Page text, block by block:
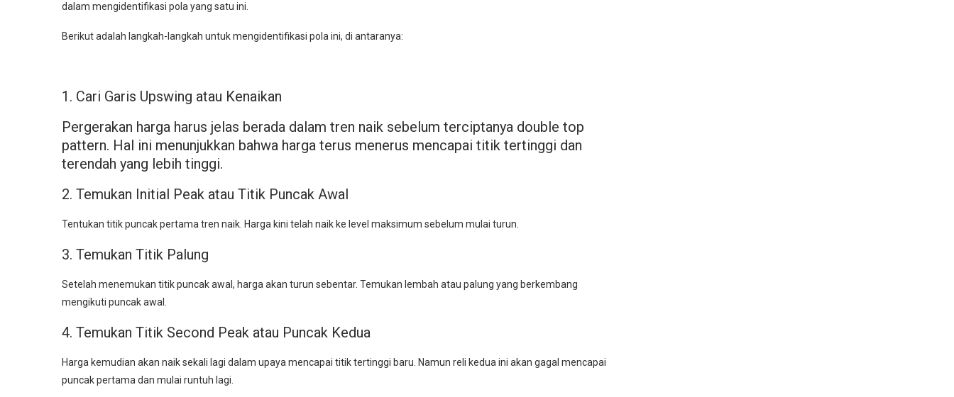
dalam mengidentifikasi pola yang satu ini.
Berikut adalah langkah-langkah untuk mengidentifikasi pola ini, di antaranya:
1. Cari Garis Upswing atau Kenaikan
Pergerakan harga harus jelas berada dalam tren naik sebelum terciptanya double top
pattern. Hal ini menunjukkan bahwa harga terus menerus mencapai titik tertinggi dan
terendah yang lebih tinggi.
2. Temukan Initial Peak atau Titik Puncak Awal
Tentukan titik puncak pertama tren naik. Harga kini telah naik ke level maksimum sebelum mulai turun.
3. Temukan Titik Palung
Setelah menemukan titik puncak awal, harga akan turun sebentar. Temukan lembah atau palung yang berkembang
mengikuti puncak awal.
4. Temukan Titik Second Peak atau Puncak Kedua
Harga kemudian akan naik sekali lagi dalam upaya mencapai titik tertinggi baru. Namun reli kedua ini akan gagal mencapai
puncak pertama dan mulai runtuh lagi.